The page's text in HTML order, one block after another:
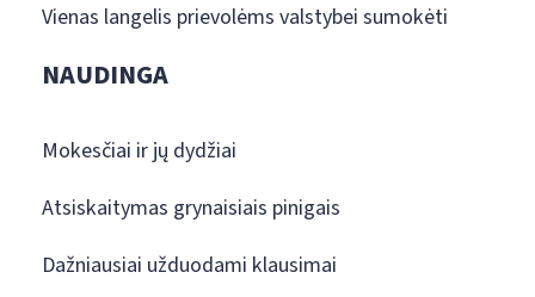
Vienas langelis prievolėms valstybei sumokėti
NAUDINGA
Mokesčiai ir jų dydžiai
Atsiskaitymas grynaisiais pinigais
Dažniausiai užduodami klausimai